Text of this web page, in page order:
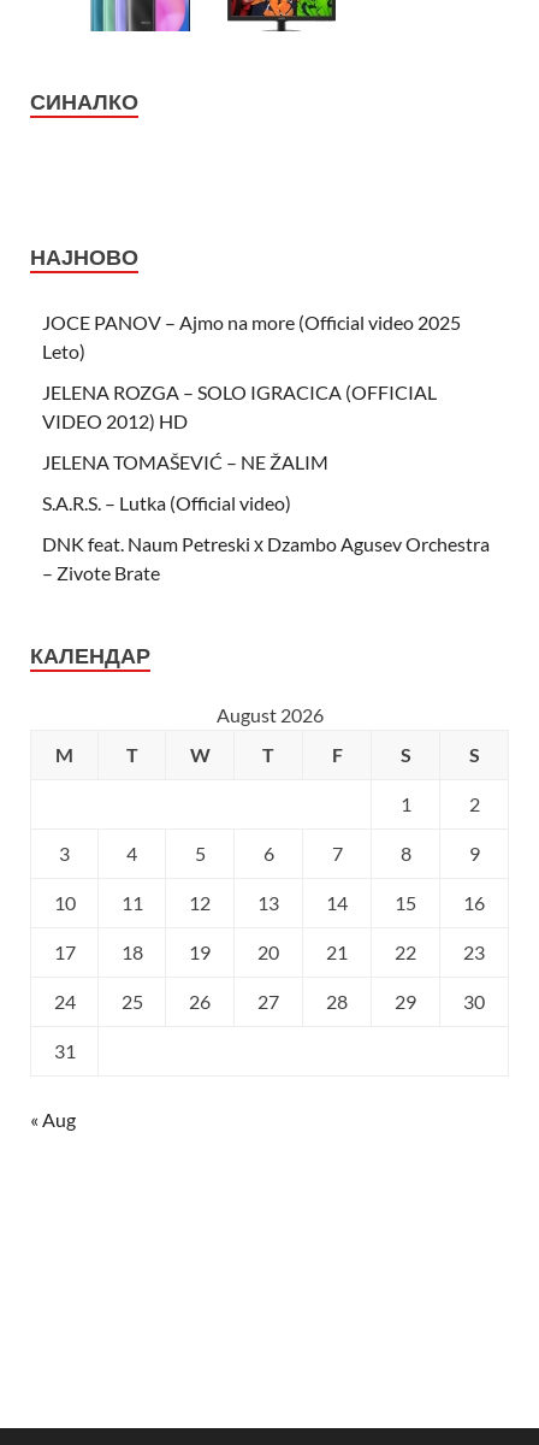
СИНАЛКО
НАЈНОВО
JOCE PANOV – Ajmo na more (Official video 2025
Leto)
JELENA ROZGA – SOLO IGRACICA (OFFICIAL
VIDEO 2012) HD
JELENA TOMAŠEVIĆ – NE ŽALIM
S.A.R.S. – Lutka (Official video)
DNK feat. Naum Petreski х Dzambo Agusev Orchestra
– Zivote Brate
КАЛЕНДАР
August 2026
M
T W T F S S
1 2
3 4 5 6 7 8 9
10 11 12 13 14 15 16
17 18 19 20 21 22 23
24 25 26 27 28 29 30
31
« Aug